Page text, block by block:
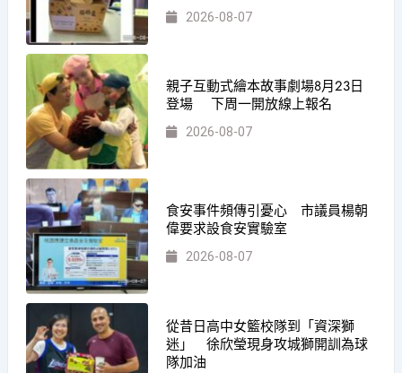
2026-08-07
親子互動式繪本故事劇場8月23日
登場 下周一開放線上報名
2026-08-07
食安事件頻傳引憂心 市議員楊朝
偉要求設食安實驗室
2026-08-07
從昔日高中女籃校隊到「資深獅
迷」 徐欣瑩現身攻城獅開訓為球
隊加油